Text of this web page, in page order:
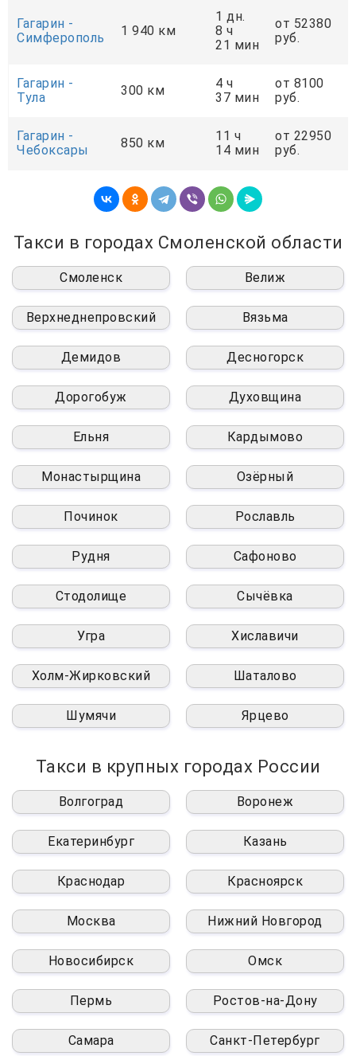
Гагарин -
Симферополь
1 940 км
1 дн.
8 ч
21 мин
от 52380
руб.
Гагарин -
Тула
300 км
4 ч
37 мин
от 8100
руб.
Гагарин -
Чебоксары
850 км
11 ч
14 мин
от 22950
руб.
Такси в городах Смоленской области
Смоленск Велиж
Верхнеднепровский Вязьма
Демидов Десногорск
Дорогобуж Духовщина
Ельня Кардымово
Монастырщина Озёрный
Починок Рославль
Рудня Сафоново
Стодолище Сычёвка
Угра Хиславичи
Холм-Жирковский Шаталово
Шумячи Ярцево
Такси в крупных городах России
Волгоград Воронеж
Екатеринбург Казань
Краснодар Красноярск
Москва Нижний Новгород
Новосибирск Омск
Пермь Ростов-на-Дону
Самара Санкт-Петербург